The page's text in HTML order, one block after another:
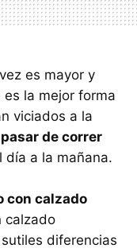
es mayor y
la mejor forma
viciados a la
pasar de correr
día a la mañana.
con calzado
calzado
diferencias